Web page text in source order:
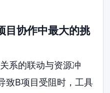
目协作中最大的挑
系的联动与资源冲
致B项目受阻时，工具